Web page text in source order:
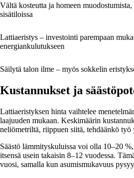
Vältä kosteutta ja homeen
sisätiloissa
Lattiaeristys – investointi parempaan
energiankulutukseen
Säilytä talon ilme – myös sokkelin
Kustannukset ja
Lattiaeristyksen hinta vaihtelee
laajuuden mukaan. Keskimäärin
neliömetriltä, riippuen siitä, tehdäänkö työ
Säästö lämmityskuluissa voi olla 10–20
itsensä usein takaisin 8–12 vuodessa.
vuosi, samalla kun asumismukavuus